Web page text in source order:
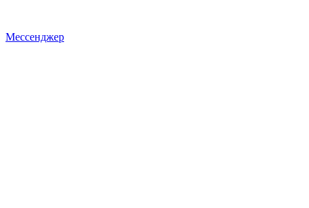
Мессенджер